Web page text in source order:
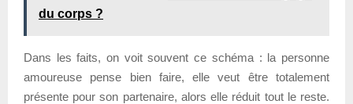
du corps ?
Dans les faits, on voit souvent ce schéma : la personne
amoureuse pense bien faire, elle veut être totalement
présente pour son partenaire, alors elle réduit tout le reste.